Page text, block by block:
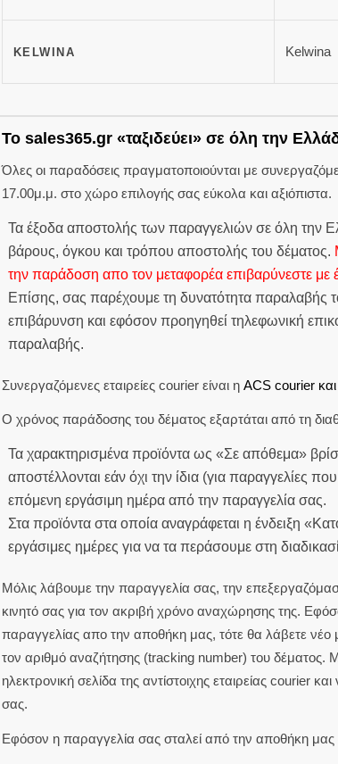
KELWINA Kelwina
Το sales365.gr «ταξιδεύει» σε όλη την
Όλες οι παραδόσεις πραγματοποιούνται με
17.00μ.μ. στο χώρο επιλογής σας εύκολα και αξιόπιστα.
Τα έξοδα αποστολής των παραγγελιών σε όλη την
βάρους, όγκου και τρόπου αποστολής του δέματος.
την παράδοση απο τον μεταφορέα επιβαρύνεστε με
Επίσης, σας παρέχουμε τη δυνατότητα παραλαβής
επιβάρυνση και εφόσον προηγηθεί τηλεφωνική
παραλαβής.
Συνεργαζόμενες εταιρείες courier είναι η ACS courier
Ο χρόνος παράδοσης του δέματος εξαρτάται από τη
Τα χαρακτηρισμένα προϊόντα ως «Σε απόθεμα»
αποστέλλονται εάν όχι την ίδια (για παραγγελίες
επόμενη εργάσιμη ημέρα από την παραγγελία σας.
Στα προϊόντα στα οποία αναγράφεται η ένδειξη
εργάσιμες ημέρες για να τα περάσουμε στη
Μόλις λάβουμε την παραγγελία σας, την
κινητό σας για τον ακριβή χρόνο αναχώρησης της.
παραγγελίας απο την αποθήκη μας, τότε θα λάβετε νέο
τον αριθμό αναζήτησης (tracking number) του δέματος.
ηλεκτρονική σελίδα της αντίστοιχης εταιρείας courier
σας.
Εφόσον η παραγγελία σας σταλεί από την αποθήκη μας